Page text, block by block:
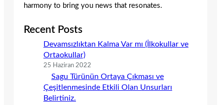
harmony to bring you news that resonates.
Recent Posts
Devamsızlıktan Kalma Var mı (İlkokullar ve
Ortaokullar)
25 Haziran 2022
Sagu Türünün Ortaya Çıkması ve
Çeşitlenmesinde Etkili Olan Unsurları
Belirtiniz.